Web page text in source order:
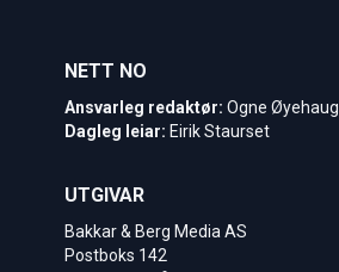
NETT NO
Ansvarleg redaktør: Ogne Øyehaug
Dagleg leiar: Eirik Staurset
UTGIVAR
Bakkar & Berg Media AS
Postboks 142